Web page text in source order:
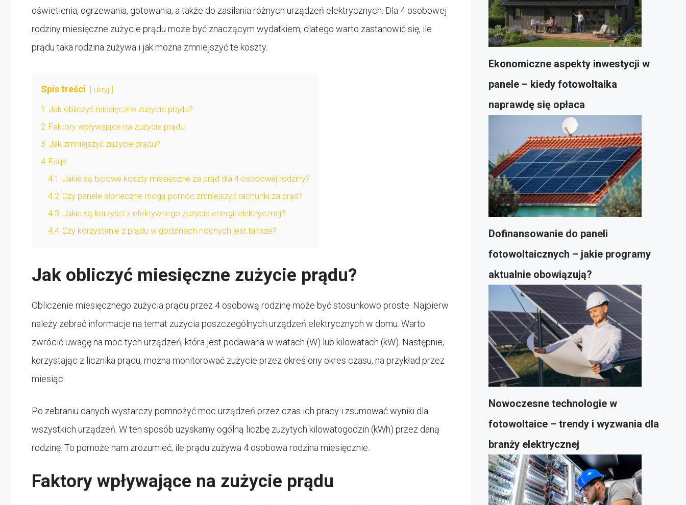
oświetlenia, ogrzewania, gotowania, a także do zasilania różnych urządzeń elektrycznych. Dla 4 osobowej
rodziny miesięczne zużycie prądu może być znaczącym wydatkiem, dlatego warto zastanowić się, ile
prądu taka rodzina zużywa i jak można zmniejszyć te koszty.
Spis treści ukryj
1 Jak obliczyć miesięczne zużycie prądu?
2 Faktory wpływające na zużycie prądu
3 Jak zmniejszyć zużycie prądu?
4 Faqs
4.1 Jakie są typowe koszty miesięczne za prąd dla 4 osobowej rodziny?
4.2 Czy panele słoneczne mogą pomóc zmniejszyć rachunki za prąd?
4.3 Jakie są korzyści z efektywnego zużycia energii elektrycznej?
4.4 Czy korzystanie z prądu w godzinach nocnych jest tańsze?
Jak obliczyć miesięczne zużycie prądu?
Obliczenie miesięcznego zużycia prądu przez 4 osobową rodzinę może być stosunkowo proste. Najpierw
należy zebrać informacje na temat zużycia poszczególnych urządzeń elektrycznych w domu. Warto
zwrócić uwagę na moc tych urządzeń, która jest podawana w watach (W) lub kilowatach (kW). Następnie,
korzystając z licznika prądu, można monitorować zużycie przez określony okres czasu, na przykład przez
miesiąc.
Po zebraniu danych wystarczy pomnożyć moc urządzeń przez czas ich pracy i zsumować wyniki dla
wszystkich urządzeń. W ten sposób uzyskamy ogólną liczbę zużytych kilowatogodzin (kWh) przez daną
rodzinę. To pomoże nam zrozumieć, ile prądu zużywa 4 osobowa rodzina miesięcznie.
Faktory wpływające na zużycie prądu
Ekonomiczne aspekty inwestycji w
panele – kiedy fotowoltaika
naprawdę się opłaca
Dofinansowanie do paneli
fotowoltaicznych – jakie programy
aktualnie obowiązują?
Nowoczesne technologie w
fotowoltaice – trendy i wyzwania dla
branży elektrycznej